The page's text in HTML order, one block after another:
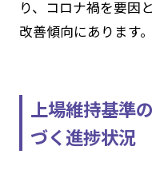
り、コロナ禍を要因
改善傾向にあります。
上場維持基準
づく進捗状況